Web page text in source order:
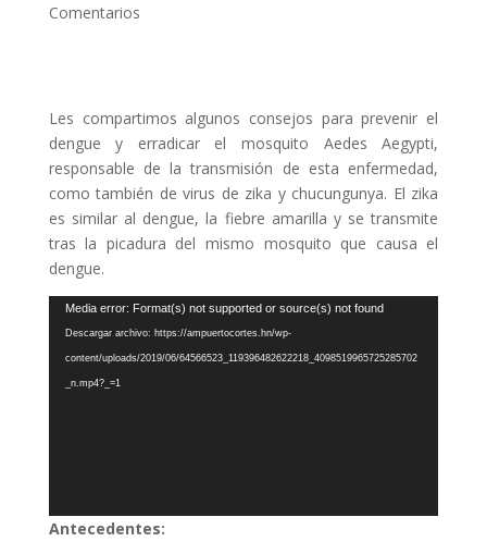
Comentarios
Les compartimos algunos consejos para prevenir el
dengue y erradicar el mosquito Aedes Aegypti,
responsable de la transmisión de esta enfermedad,
como también de virus de zika y chucungunya. El zika
es similar al dengue, la fiebre amarilla y se transmite
tras la picadura del mismo mosquito que causa el
dengue.
Reproductor
vídeo
Media error: Format(s) not supported or source(s) not found
Descargar archivo: https://ampuertocortes.hn/wp-
content/uploads/2019/06/64566523_119396482622218_4098519965725285702
_n.mp4?_=1
Antecedentes: